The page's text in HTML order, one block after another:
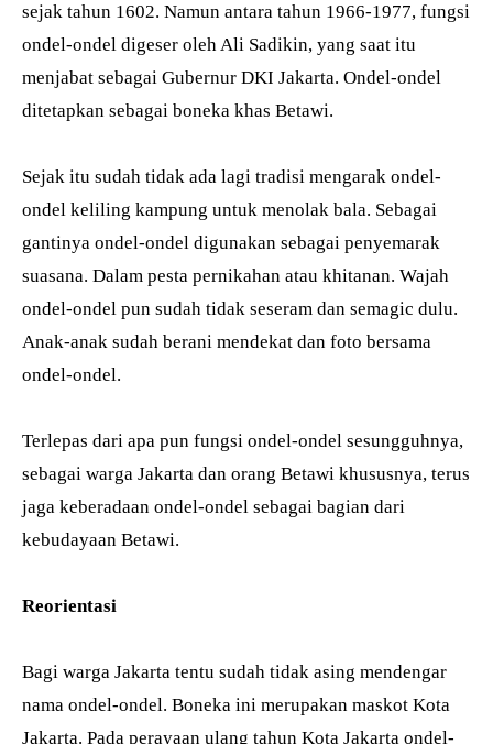
sejak tahun 1602. Namun antara tahun 1966-1977, fungsi
ondel-ondel digeser oleh Ali Sadikin, yang saat itu
menjabat sebagai Gubernur DKI Jakarta. Ondel-ondel
ditetapkan sebagai boneka khas Betawi.
Sejak itu sudah tidak ada lagi tradisi mengarak ondel-
ondel keliling kampung untuk menolak bala. Sebagai
gantinya ondel-ondel digunakan sebagai penyemarak
suasana. Dalam pesta pernikahan atau khitanan. Wajah
ondel-ondel pun sudah tidak seseram dan semagic dulu.
Anak-anak sudah berani mendekat dan foto bersama
ondel-ondel.
Terlepas dari apa pun fungsi ondel-ondel sesungguhnya,
sebagai warga Jakarta dan orang Betawi khususnya, terus
jaga keberadaan ondel-ondel sebagai bagian dari
kebudayaan Betawi.
Reorientasi
Bagi warga Jakarta tentu sudah tidak asing mendengar
nama ondel-ondel. Boneka ini merupakan maskot Kota
Jakarta. Pada perayaan ulang tahun Kota Jakarta ondel-